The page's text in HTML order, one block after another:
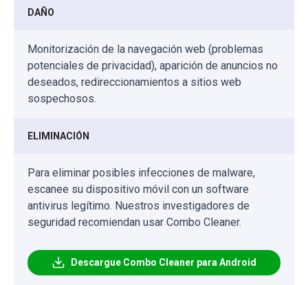
DAÑO
Monitorización de la navegación web (problemas
potenciales de privacidad), aparición de anuncios no
deseados, redireccionamientos a sitios web
sospechosos.
ELIMINACIÓN
Para eliminar posibles infecciones de malware,
escanee su dispositivo móvil con un software
antivirus legítimo. Nuestros investigadores de
seguridad recomiendan usar Combo Cleaner.
Descargue Combo Cleaner para Android